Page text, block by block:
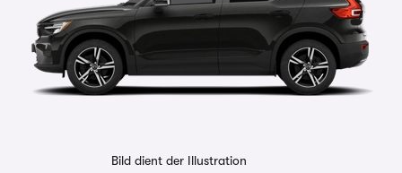
Bild dient der Illustration